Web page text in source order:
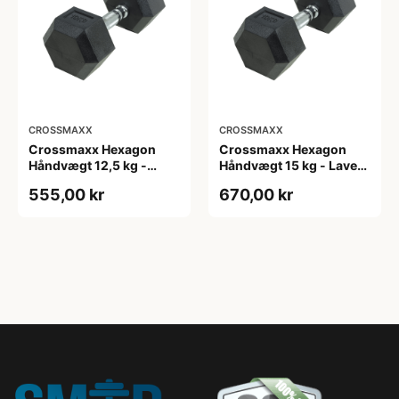
CROSSMAXX
Crossmaxx Hexagon
Håndvægt 12,5 kg -
med gummi - Riflet
555,00 kr
CROSSMAXX
Crossmaxx Hexagon
Håndvægt 15 kg - Lavet i
gummi - Riflet håndtag
670,00 kr